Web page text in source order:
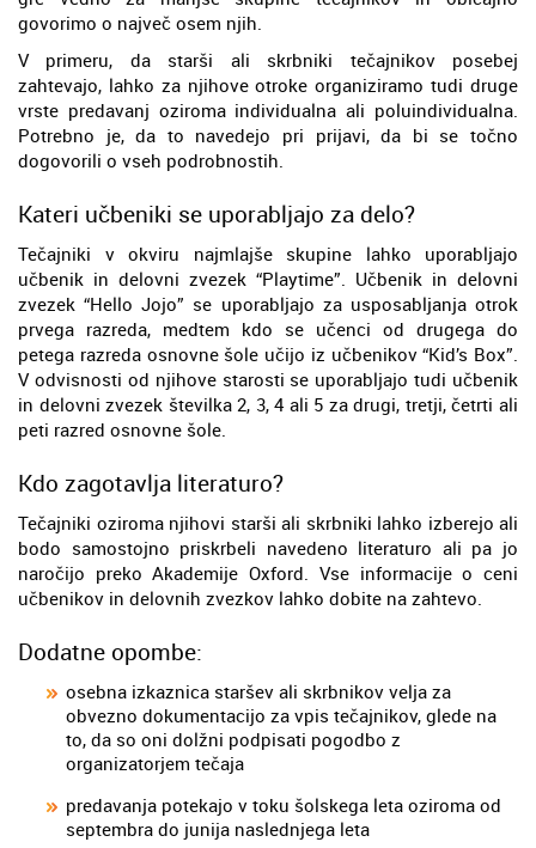
govorimo o največ osem njih.
V primeru, da starši ali skrbniki tečajnikov posebej
zahtevajo, lahko za njihove otroke organiziramo tudi druge
vrste predavanj oziroma individualna ali poluindividualna.
Potrebno je, da to navedejo pri prijavi, da bi se točno
dogovorili o vseh podrobnostih.
Kateri učbeniki se uporabljajo za delo?
Tečajniki v okviru najmlajše skupine lahko uporabljajo
učbenik in delovni zvezek “Playtime”. Učbenik in delovni
zvezek “Hello Jojo” se uporabljajo za usposabljanja otrok
prvega razreda, medtem kdo se učenci od drugega do
petega razreda osnovne šole učijo iz učbenikov “Kid’s Box”.
V odvisnosti od njihove starosti se uporabljajo tudi učbenik
in delovni zvezek številka 2, 3, 4 ali 5 za drugi, tretji, četrti ali
peti razred osnovne šole.
Kdo zagotavlja literaturo?
Tečajniki oziroma njihovi starši ali skrbniki lahko izberejo ali
bodo samostojno priskrbeli navedeno literaturo ali pa jo
naročijo preko Akademije Oxford. Vse informacije o ceni
učbenikov in delovnih zvezkov lahko dobite na zahtevo.
Dodatne opombe:
osebna izkaznica staršev ali skrbnikov velja za
obvezno dokumentacijo za vpis tečajnikov, glede na
to, da so oni dolžni podpisati pogodbo z
organizatorjem tečaja
predavanja potekajo v toku šolskega leta oziroma od
septembra do junija naslednjega leta